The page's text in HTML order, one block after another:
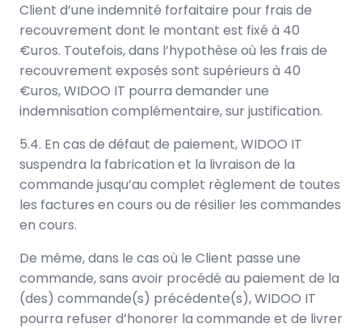
Client d’une indemnité forfaitaire pour frais de
recouvrement dont le montant est fixé à 40
€uros. Toutefois, dans l’hypothèse où les frais de
recouvrement exposés sont supérieurs à 40
€uros, WIDOO IT pourra demander une
indemnisation complémentaire, sur justification.
5.4. En cas de défaut de paiement, WIDOO IT
suspendra la fabrication et la livraison de la
commande jusqu’au complet règlement de toutes
les factures en cours ou de résilier les commandes
en cours.
De même, dans le cas où le Client passe une
commande, sans avoir procédé au paiement de la
(des) commande(s) précédente(s), WIDOO IT
pourra refuser d’honorer la commande et de livrer